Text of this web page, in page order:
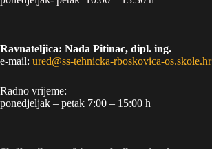
Ravnateljica: Nada Pitinac, dipl. ing.
e-mail: ured@ss-tehnicka-rboskovica-os.skole.hr
Radno vrijeme:
ponedjeljak – petak 7:00 – 15:00 h